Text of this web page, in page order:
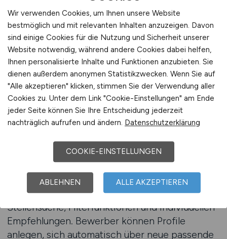
Der größte Vorteil liegt in der Spezialisierung:
Während allgemeine Jobbörsen alle Branchen
abdecken, konzentriert sich KLINIK.JOBS
ausschließlich auf die Gesundheitswelt. Dadurch
entstehen klare Strukturen, präzise
Suchergebnisse und zielgerichtete
Bewerbungen. Fachkräfte sparen Zeit und
finden Arbeitgeber, die aktiv nach
qualifiziertem Personal suchen.
Wie unterstützt KLINIK.JOBS Fachkräfte
konkret?
Durch eine Kombination aus gezielter
Stellensuche, Filterfunktionen und individuellen
Empfehlungen. Bewerber können Profile
anlegen, sich automatisch über neue passende
Wir verwenden Cookies, um Ihnen unsere Website
bestmöglich und mit relevanten Inhalten anzuzeigen. Davon
sind einige Cookies für die Nutzung und Sicherheit unserer
Website notwendig, während andere Cookies dabei helfen,
Ihnen personalisierte Inhalte und Funktionen anzubieten. Sie
dienen außerdem anonymen Statistikzwecken. Wenn Sie auf
"Alle akzeptieren" klicken, stimmen Sie der Verwendung aller
Cookies zu. Unter dem Link "Cookie-Einstellungen" am Ende
jeder Seite können Sie Ihre Entscheidung jederzeit
nachträglich aufrufen und ändern. Datenschutzerklärung
COOKIE-EINSTELLUNGEN
ABLEHNEN ALLE AKZEPTIEREN